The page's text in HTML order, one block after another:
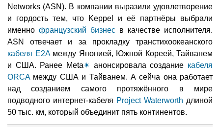
Networks (ASN). В компании выразили удовлетворение
и гордость тем, что Keppel и её партнёры выбрали
именно французский бизнес в качестве исполнителя.
ASN отвечает и за прокладку транстихоокеанского
кабеля E2Aмежду Японией, Южной Кореей, Тайванем
и США. Ранее Meta✴ анонсировала создание кабеля
ORCAмежду США и Тайванем. А сейча она работает
над созданием самого протяжённого в мире
подводного интернет-кабеля Project Waterworth длиной
50 тыс. км, который объединит пять континентов.